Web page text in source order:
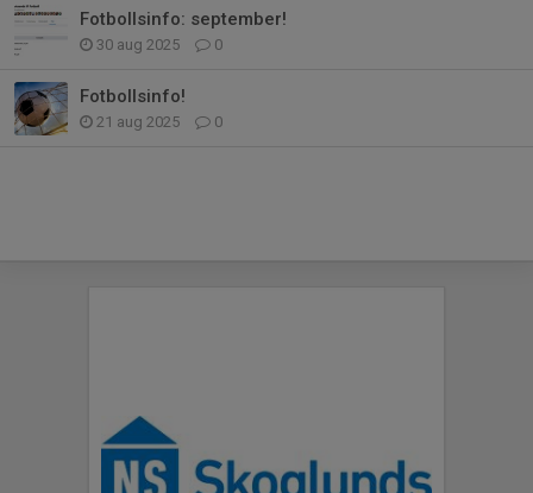
Fotbollsinfo: september!
30 aug 2025 0
Fotbollsinfo!
21 aug 2025 0